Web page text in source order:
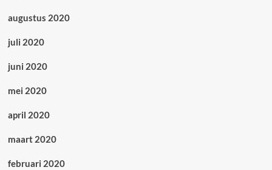
augustus 2020
juli 2020
juni 2020
mei 2020
april 2020
maart 2020
februari 2020